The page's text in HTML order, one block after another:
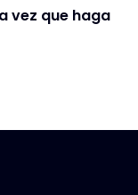
vez que haga